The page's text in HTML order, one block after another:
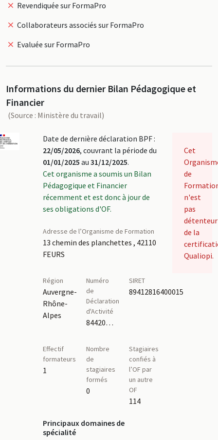
Revendiquée sur FormaPro
Collaborateurs associés sur FormaPro
Evaluée sur FormaPro
Informations du dernier Bilan Pédagogique et
Financier
(Source : Ministère du travail)
Date de dernière déclaration BPF :
22/05/2026, couvrant la période du
01/01/2025 au 31/12/2025.
Cet organisme a soumis un Bilan
Pédagogique et Financier
récemment et est donc à jour de
ses obligations d'OF.
Adresse de l’Organisme de Formation
13 chemin des planchettes , 42110
FEURS
Région
Auvergne-
Rhône-
Alpes
Numéro
de
Déclaration
d'Activité
84420353842
SIRET
89412816400015
Effectif
formateurs
1
Nombre
de
stagiaires
formés
0
Stagiaires
confiés à
l’OF par
un autre
OF
114
Principaux domaines de
spécialité
Cet
de
n'est
pas
détenteur
de la
Qualiopi.